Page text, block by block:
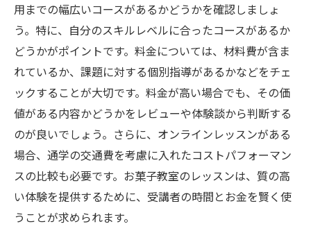
用までの幅広いコースがあるかどうかを確認しましょ
う。特に、自分のスキルレベルに合ったコースがあるか
どうかがポイントです。料金については、材料費が含ま
れているか、課題に対する個別指導があるかなどをチェ
ックすることが大切です。料金が高い場合でも、その価
値がある内容かどうかをレビューや体験談から判断する
のが良いでしょう。さらに、オンラインレッスンがある
場合、通学の交通費を考慮に入れたコストパフォーマン
スの比較も必要です。お菓子教室のレッスンは、質の高
い体験を提供するために、受講者の時間とお金を賢く使
うことが求められます。